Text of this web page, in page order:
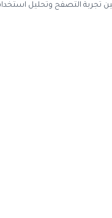
تجربة التصفح وتحليل